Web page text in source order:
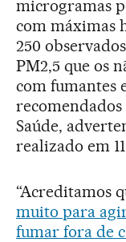
microgramas
com máximas
250
PM2,5 que os
com fumantes
Saúde,
realizado em
“Acreditamos
muito para
fumar fora de